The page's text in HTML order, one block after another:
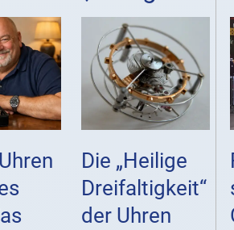
Die „Heilige
Dreifaltigkeit“
der Uhren